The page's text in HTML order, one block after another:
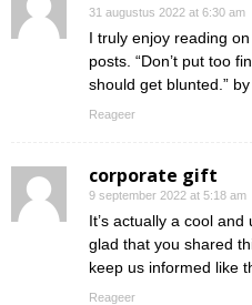
31 augustus 2022 at 6:30 am
I truly enjoy reading
posts. “Don’t put too
should get blunted.”
Reageer
corporate gift
9 september 2022 at 5:18 am
It’s actually a cool
glad that you shared
keep us informed like
Reageer